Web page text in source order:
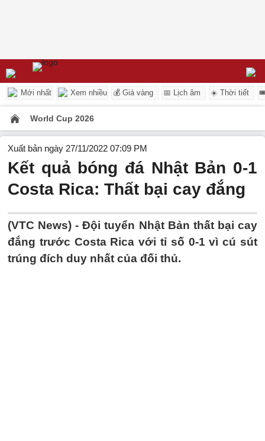
Mới nhất Xem nhiều 💰 Giá vàng 📅 Lịch âm ☀️ Thời tiết
World Cup 2026
Xuất bản ngày 27/11/2022 07:09 PM
Kết quả bóng đá Nhật Bản 0-1
Costa Rica: Thất bại cay đắng
(VTC News) -Đội tuyển Nhật Bản thất bại cay
đắng trước Costa Rica với tỉ số 0-1 vì cú sút
trúng đích duy nhất của đối thủ.